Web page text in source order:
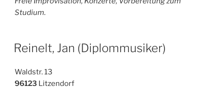
Studium.
Reinelt, Jan (Diplommusiker)
Waldstr. 13
96123 Litzendorf